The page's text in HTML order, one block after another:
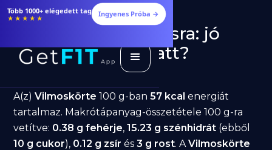
Több 1000+ elégedett tag
★★★★★ Ingyenes Próba →
Vilmoskörte fogyásra: jó
választás diéta alatt?
A(z)Vilmoskörte 100 g-ban57 kcal energiát
tartalmaz. Makrótápanyag-összetétele 100 g-ra
vetítve: 0.38 g fehérje,15.23 g szénhidrát (ebből
10 g cukor), 0.12 g zsír és3 g rost. AVilmoskörte